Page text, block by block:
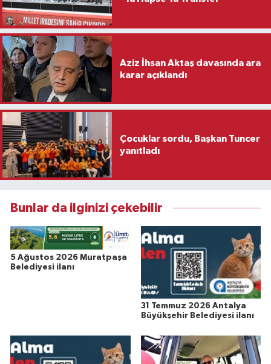
Aziz İhsan Aktaş davasında ara
karar açıklandı
Çocuklar sordu, Başkan Tuncer
yanıtladı
Bunlar da ilginizi çekebilir
5 Ağustos 2026 Muratpaşa
Belediyesi ilanı
31 Temmuz 2026 Antalya
Büyükşehir Belediyesi ilanı